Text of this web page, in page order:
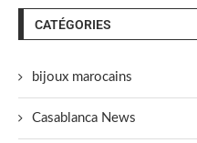
CATÉGORIES
bijoux marocains
Casablanca News